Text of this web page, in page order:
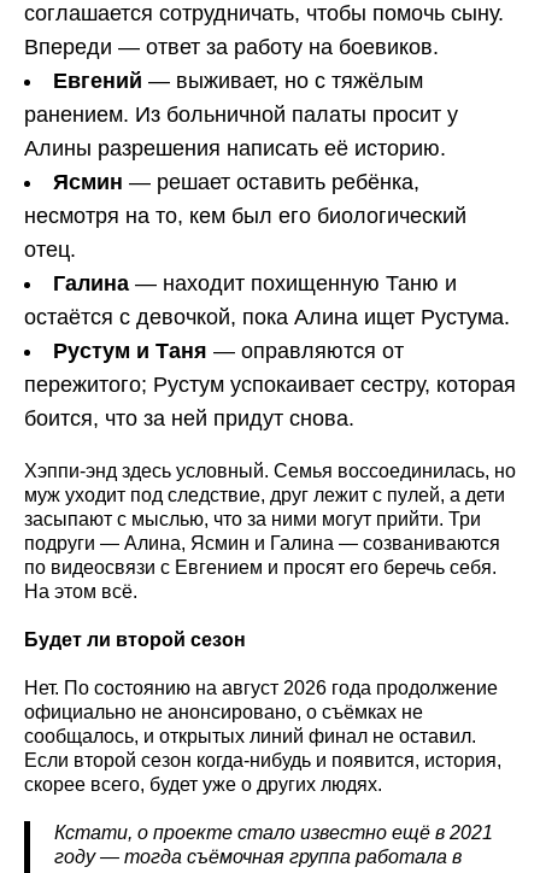
соглашается сотрудничать, чтобы помочь сыну.
Впереди — ответ за работу на боевиков.
Евгений — выживает, но с тяжёлым
ранением. Из больничной палаты просит у
Алины разрешения написать её историю.
Ясмин — решает оставить ребёнка,
несмотря на то, кем был его биологический
отец.
Галина — находит похищенную Таню и
остаётся с девочкой, пока Алина ищет Рустума.
Рустум и Таня — оправляются от
пережитого; Рустум успокаивает сестру, которая
боится, что за ней придут снова.
Хэппи-энд здесь условный. Семья воссоединилась, но
муж уходит под следствие, друг лежит с пулей, а дети
засыпают с мыслью, что за ними могут прийти. Три
подруги — Алина, Ясмин и Галина — созваниваются
по видеосвязи с Евгением и просят его беречь себя.
На этом всё.
Будет ли второй сезон
Нет. По состоянию на август 2026 года продолжение
официально не анонсировано, о съёмках не
сообщалось, и открытых линий финал не оставил.
Если второй сезон когда-нибудь и появится, история,
скорее всего, будет уже о других людях.
Кстати, о проекте стало известно ещё в 2021
году — тогда съёмочная группа работала в